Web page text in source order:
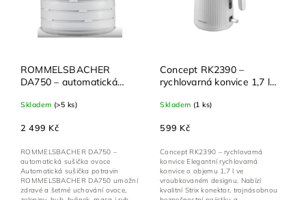
ROMMELSBACHER
DA750 – automatická
bylinek s časovačem
Skladem (>5 ks)
2 499 Kč
ROMMELSBACHER DA750 –
automatická sušička ovoce
Automatická sušička potravin
ROMMELSBACHER DA750 umožní
zdravé a šetrné uchování ovoce,
Concept RK2390 –
rychlovarná konvice 1,7 l,
Skladem (1 ks)
599 Kč
Concept RK2390 – rychlovarná
konvice Elegantní rychlovarná
konvice o objemu 1,7 l ve
vroubkovaném designu. Nabízí
kvalitní Strix konektor, trojnásobnou